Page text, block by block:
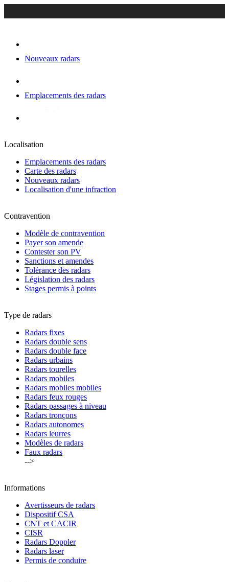
Nouveaux radars
Emplacements des radars
Localisation
Emplacements des radars
Carte des radars
Nouveaux radars
Localisation d'une infraction
Contravention
Modèle de contravention
Payer son amende
Contester son PV
Sanctions et amendes
Tolérance des radars
Législation des radars
Stages permis à points
Type de radars
Radars fixes
Radars double sens
Radars double face
Radars urbains
Radars tourelles
Radars mobiles
Radars mobiles mobiles
Radars feux rouges
Radars passages à niveau
Radars tronçons
Radars autonomes
Radars leurres
Modèles de radars
Faux radars
-->
Informations
Avertisseurs de radars
Dispositif CSA
CNT et CACIR
CISR
Radars Doppler
Radars laser
Permis de conduire